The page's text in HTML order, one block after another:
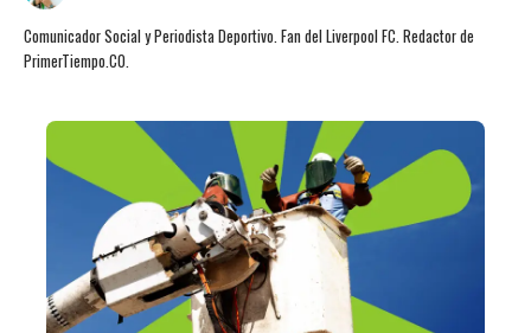
Comunicador Social y Periodista Deportivo. Fan del Liverpool FC. Redactor de
PrimerTiempo.CO.